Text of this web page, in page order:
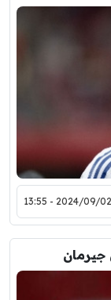
2024/09/02 - 13:55